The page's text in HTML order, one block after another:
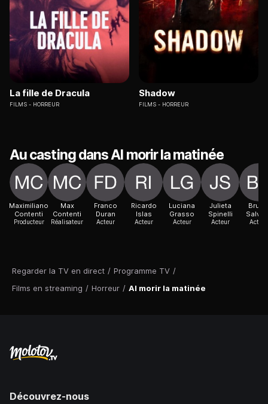
Regarder la TV en direct / Programme TV /
Films en streaming / Horreur / Al morir la matinée
La fille de Dracula
FILMS HORREUR
Shadow
FILMS HORREUR
Au casting dans Al morir la matinée
Maximiliano
Contenti
Producteur
Max
Contenti
Réalisateur
Franco
Duran
Acteur
Ricardo
Islas
Acteur
Luciana
Grasso
Acteur
Julieta
Spinelli
Acteur
Bruno
Acteur
Découvrez-nous